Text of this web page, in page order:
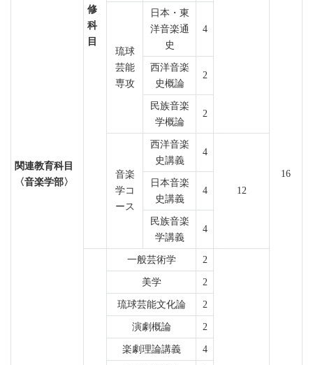
関連教育科目
〈音楽学部〉
修
科
目
16
琉球
芸能
専攻
日本・東
洋音楽通
史
4
西洋音楽
史概論
2
民族音楽
学概論
2
音楽
学コ
ース
西洋音楽
史講義
4
12
日本音楽
史講義
4
民族音楽
学講義
4
一般芸術学 2
美学
2
琉球芸能文化論
2
演劇概論
2
楽劇理論講義
4